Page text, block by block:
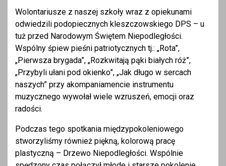
Wolontariusze z naszej szkoły wraz z opiekunami
odwiedzili podopiecznych kleszczowskiego DPS – u
tuż przed Narodowym Świętem Niepodległości.
Wspólny śpiew pieśni patriotycznych tj.: „Rota”,
„Pierwsza brygada”, „Rozkwitają pąki białych róż”,
„Przybyli ułani pod okienko”, „Jak długo w sercach
naszych” przy akompaniamencie instrumentu
muzycznego wywołał wiele wzruszeń, emocji oraz
radości.
Podczas tego spotkania międzypokoleniowego
stworzyliśmy również piękną, kolorową pracę
plastyczną – Drzewo Niepodległości. Wspólnie